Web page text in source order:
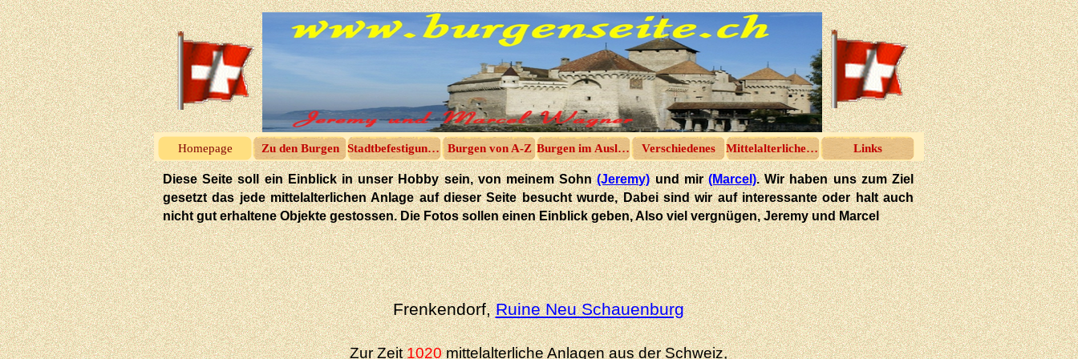
Homepage Zu den Burgen Stadtbefestigungen Burgen von A-Z Burgen im Ausland Verschiedenes Mittelalterliches Spektakel Links
Diese Seite soll ein Einblick in unser Hobby sein, von meinem Sohn(Jeremy)und mir(Marcel). Wir haben uns zum Ziel
gesetzt das jede mittelalterlichen Anlage auf dieser Seite besucht wurde, Dabei sind wir auf interessante oder halt auch
nicht gut erhaltene Objekte gestossen. Die Fotos sollen einen Einblick geben, Also viel vergnügen, Jeremy und Marcel
Frenkendorf,Ruine Neu Schauenburg
Zur Zeit1020mittelalterliche Anlagen aus der Schweiz,